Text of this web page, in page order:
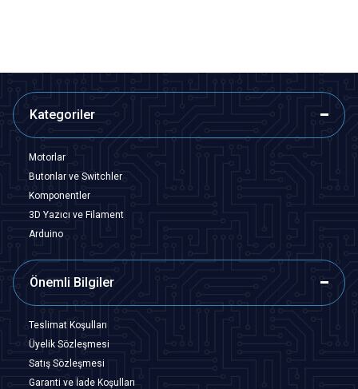
Kategoriler
Motorlar
Butonlar ve Switchler
Komponentler
3D Yazıcı ve Filament
Arduino
Önemli Bilgiler
Teslimat Koşulları
Üyelik Sözleşmesi
Satış Sözleşmesi
Garanti ve İade Koşulları